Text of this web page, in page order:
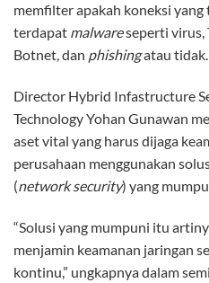
memfilter apakah koneksi
terdapat malwareseperti virus,
Botnet, dan phishingatau tidak.
Director Hybrid Infastructure
Technology Yohan Gunawan
aset vital yang harus dijaga
perusahaan menggunakan
(network security) yang
“Solusi yang mumpuni itu
menjamin keamanan jaringan
kontinu,” ungkapnya dalam